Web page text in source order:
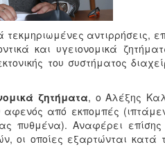
αντιρρήσεις,
και υγειονομικά
του συστήματος
ζητήματα, ο Αλέξης
αφενός από εκπομπές
πυθμένα). Αναφέρει επίσης
οι οποίες εξαρτώνται κατά